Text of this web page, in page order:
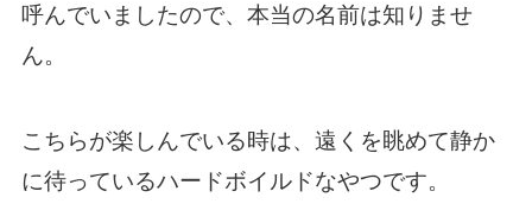
呼んでいましたので、本当の名前は知りませ
ん。
こちらが楽しんでいる時は、遠くを眺めて静か
に待っているハードボイルドなやつです。